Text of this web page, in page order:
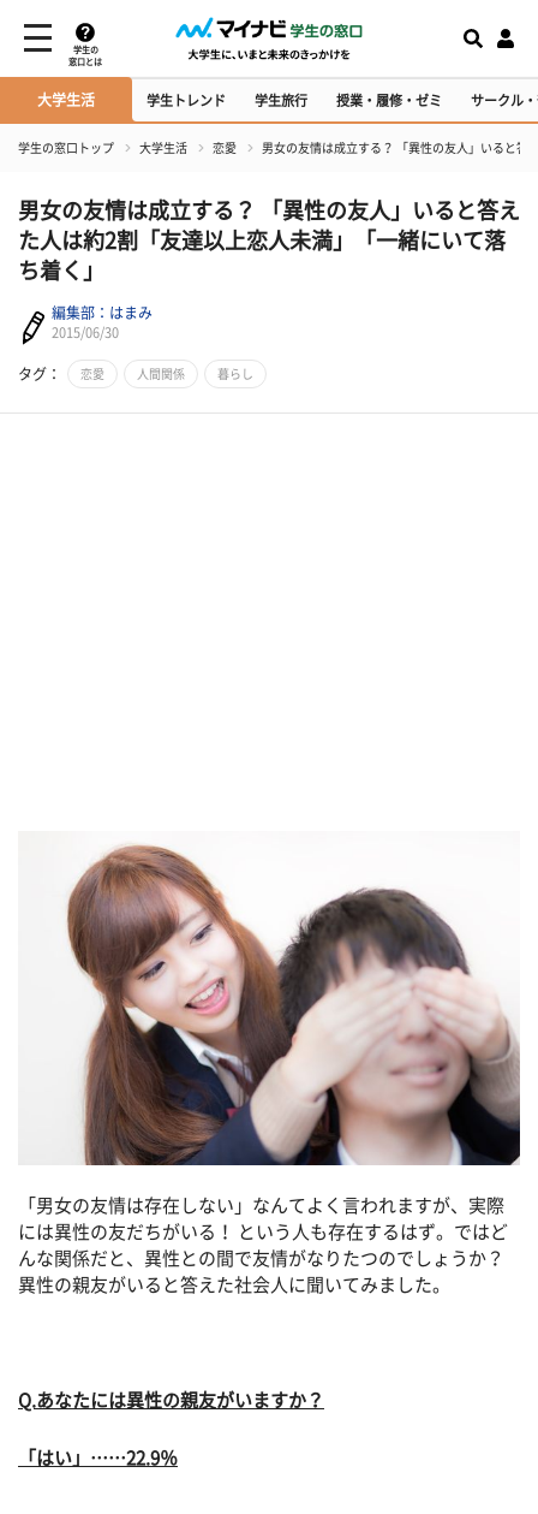
学生の
窓口とは
大学生活 学生トレンド 学生旅行 授業・履修・ゼミ サークル
学生の窓口トップ 大学生活 恋愛 男女の友情は成立する？ 「異性の友人」いると答
男女の友情は成立する？ 「異性の友人」いると答え
た人は約2割「友達以上恋人未満」「一緒にいて落
ち着く」
編集部：はまみ
2015/06/30
タグ： 恋愛 人間関係 暮らし
「男女の友情は存在しない」なんてよく言われますが、実際
には異性の友だちがいる！ という人も存在するはず。ではど
んな関係だと、異性との間で友情がなりたつのでしょうか？
異性の親友がいると答えた社会人に聞いてみました。
Q.あなたには異性の親友がいますか？
「はい」……22.9％